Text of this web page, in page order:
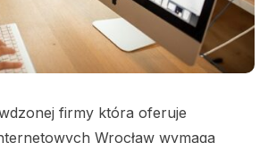
firmy która oferuje
Wrocław wymaga